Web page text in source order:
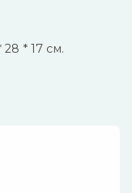
* 17 см.